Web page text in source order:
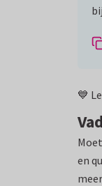
💙
en